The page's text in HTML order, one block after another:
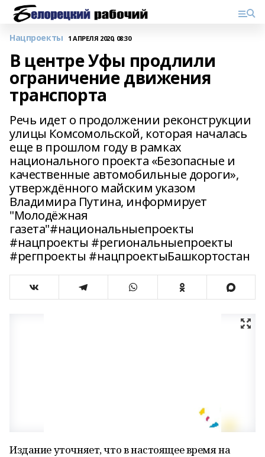
Нацпроекты 1 АПРЕЛЯ 2020, 08:30
В центре Уфы продлили
ограничение движения
транспорта
Речь идет о продолжении реконструкции
улицы Комсомольской, которая началась
еще в прошлом году в рамках
национального проекта «Безопасные и
качественные автомобильные дороги»,
утверждённого майским указом
Владимира Путина, информирует
"Молодёжная
газета"#национальныепроекты
#нацпроекты #региональныепроекты
#регпроекты #нацпроектыБашкортостан
Издание уточняет, что в настоящее время на